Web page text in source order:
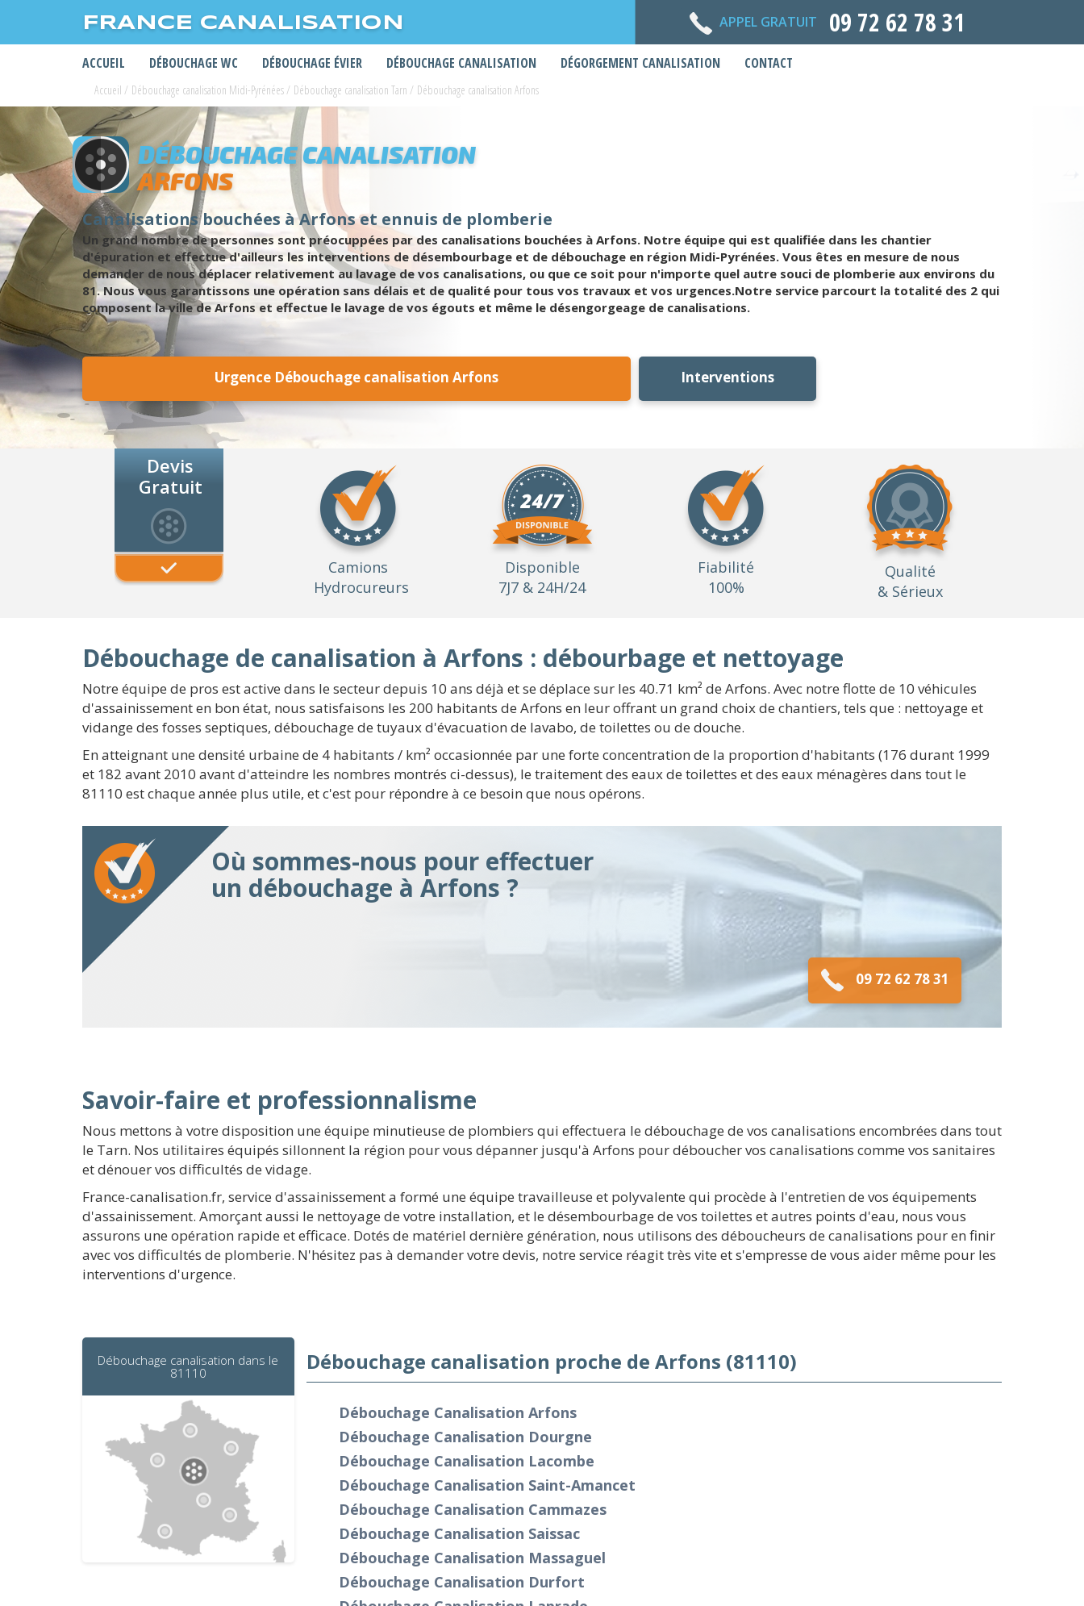
FRANCE CANALISATION APPEL GRATUIT 09 72 62 78 31
ACCUEIL DÉBOUCHAGE WC DÉBOUCHAGE ÉVIER DÉBOUCHAGE CANALISATION DÉGORGEMENT CANALISATION CONTACT
Accueil / Débouchage canalisation Midi-Pyrénées/ Débouchage canalisation Tarn / Débouchage canalisation Arfons
DÉBOUCHAGE CANALISATION
ARFONS
Canalisations bouchées à Arfons et ennuis de plomberie
Un grand nombre de personnes sont préocuppées par des canalisations bouchées à Arfons. Notre équipe qui est qualifiée dans les chantier
d'épuration et effectue d'ailleurs les interventions de désembourbage et de débouchage en région Midi-Pyrénées. Vous êtes en mesure de nous
demander de nous déplacer relativement au lavage de vos canalisations, ou que ce soit pour n'importe quel autre souci de plomberie aux environs du
81. Nous vous garantissons une opération sans délais et de qualité pour tous vos travaux et vos urgences.Notre service parcourt la totalité des 2 qui
composent la ville de Arfons et effectue le lavage de vos égouts et même le désengorgeage de canalisations.
Urgence Débouchage canalisation Arfons Interventions
Devis
Gratuit
Camions
Hydrocureurs
Disponible
7J7 & 24H/24
Fiabilité
100%
Qualité
& Sérieux
Débouchage de canalisation à Arfons : débourbage et nettoyage
Notre équipe de pros est active dans le secteur depuis 10 ans déjà et se déplace sur les 40.71 km² de Arfons. Avec notre flotte de 10 véhicules
d'assainissement en bon état, nous satisfaisons les 200 habitants de Arfons en leur offrant un grand choix de chantiers, tels que : nettoyage et
vidange des fosses septiques, débouchage de tuyaux d'évacuation de lavabo, de toilettes ou de douche.
En atteignant une densité urbaine de 4 habitants / km² occasionnée par une forte concentration de la proportion d'habitants (176 durant 1999
et 182 avant 2010 avant d'atteindre les nombres montrés ci-dessus), le traitement des eaux de toilettes et des eaux ménagères dans tout le
81110 est chaque année plus utile, et c'est pour répondre à ce besoin que nous opérons.
Où sommes-nous pour effectuer
un débouchage à Arfons ?
09 72 62 78 31
Savoir-faire et professionnalisme
Nous mettons à votre disposition une équipe minutieuse de plombiers qui effectuera le débouchage de vos canalisations encombrées dans tout
le Tarn. Nos utilitaires équipés sillonnent la région pour vous dépanner jusqu'à Arfons pour déboucher vos canalisations comme vos sanitaires
et dénouer vos difficultés de vidage.
France-canalisation.fr, service d'assainissement a formé une équipe travailleuse et polyvalente qui procède à l'entretien de vos équipements
d'assainissement. Amorçant aussi le nettoyage de votre installation, et le désembourbage de vos toilettes et autres points d'eau, nous vous
assurons une opération rapide et efficace. Dotés de matériel dernière génération, nous utilisons des déboucheurs de canalisations pour en finir
avec vos difficultés de plomberie. N'hésitez pas à demander votre devis, notre service réagit très vite et s'empresse de vous aider même pour les
interventions d'urgence.
Débouchage canalisation dans le
81110
Débouchage canalisation proche de Arfons (81110)
Débouchage Canalisation Arfons
Débouchage Canalisation Dourgne
Débouchage Canalisation Lacombe
Débouchage Canalisation Saint-Amancet
Débouchage Canalisation Cammazes
Débouchage Canalisation Saissac
Débouchage Canalisation Massaguel
Débouchage Canalisation Durfort